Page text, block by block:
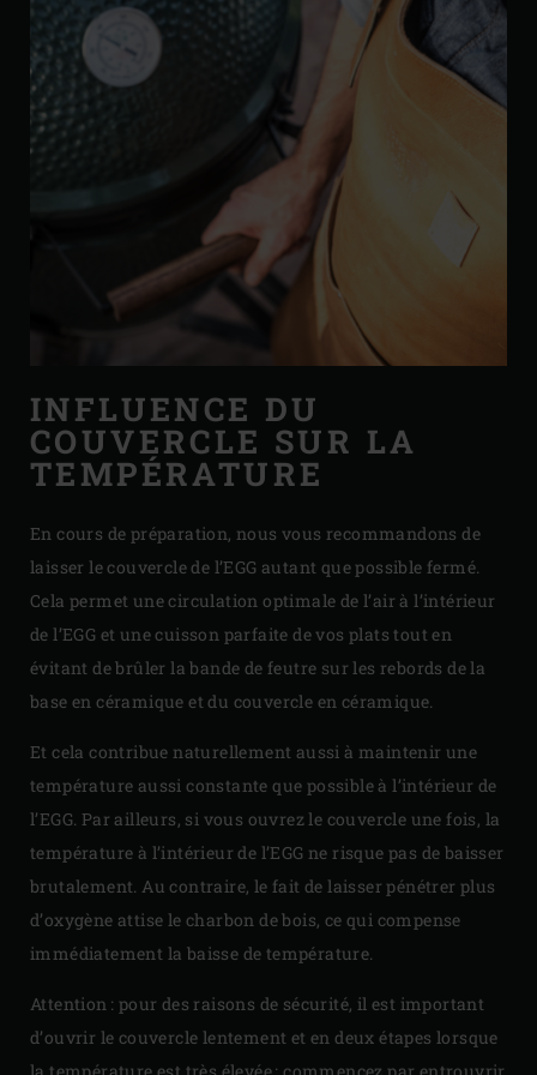
INFLUENCE DU
COUVERCLE SUR LA
TEMPÉRATURE
En cours de préparation, nous vous recommandons de
laisser le couvercle de l’EGG autant que possible fermé.
Cela permet une circulation optimale de l’air à l’intérieur
de l’EGG et une cuisson parfaite de vos plats tout en
évitant de brûler la bande de feutre sur les rebords de la
base en céramique et du couvercle en céramique.
Et cela contribue naturellement aussi à maintenir une
température aussi constante que possible à l’intérieur de
l’EGG. Par ailleurs, si vous ouvrez le couvercle une fois, la
température à l’intérieur de l’EGG ne risque pas de baisser
brutalement. Au contraire, le fait de laisser pénétrer plus
d’oxygène attise le charbon de bois, ce qui compense
immédiatement la baisse de température.
Attention : pour des raisons de sécurité, il est important
d’ouvrir le couvercle lentement et en deux étapes lorsque